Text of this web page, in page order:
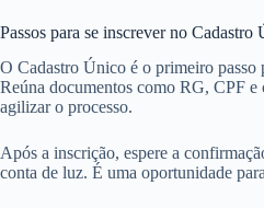
Passos para se inscrever no Cadastro
O Cadastro Único é o primeiro passo
Reúna documentos como RG, CPF e
agilizar o processo.
Após a inscrição, espere a
conta de luz. É uma oportunidade